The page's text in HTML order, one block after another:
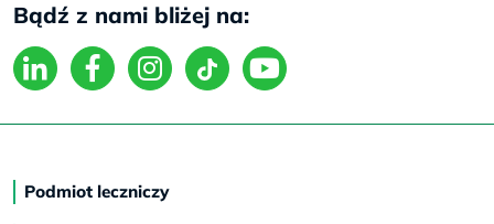
Bądź z nami bliżej na:
Podmiot leczniczy